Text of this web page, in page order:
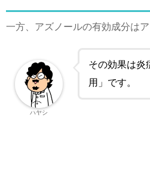
一方、アズノールの有効成分はア
その効果は炎
用」です。
ハヤシ